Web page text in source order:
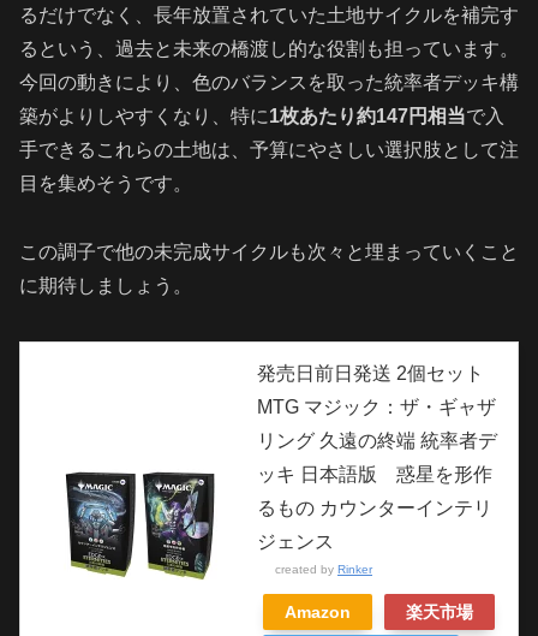
るだけでなく、長年放置されていた土地サイクルを補完す
るという、過去と未来の橋渡し的な役割も担っています。
今回の動きにより、色のバランスを取った統率者デッキ構
築がよりしやすくなり、特に1枚あたり約147円相当で入
手できるこれらの土地は、予算にやさしい選択肢として注
目を集めそうです。
この調子で他の未完成サイクルも次々と埋まっていくこと
に期待しましょう。
発売日前日発送 2個セット
MTG マジック：ザ・ギャザ
リング 久遠の終端 統率者デ
ッキ 日本語版 惑星を形作
るもの カウンターインテリ
ジェンス
created by Rinker
Amazon 楽天市場